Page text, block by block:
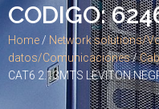
CODIGO:
Home / Network solutions/
datos/Comunicaciones/
CAT6 2.13MTS LEVITON